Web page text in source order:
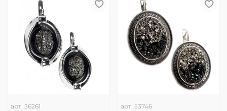
арт. 36261 арт. 53746